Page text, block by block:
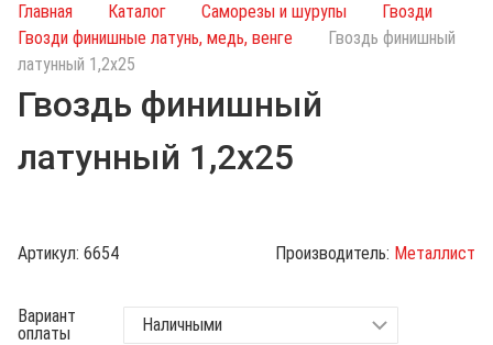
с
а
о
у
Главная Каталог Саморезы и шурупы
Гвозди
Гвозди финишные латунь, медь, венге
Гвоздь финишный
латунный 1,2х25
Гвоздь финишный
латунный 1,2х25
Артикул: 6654 Производитель: Металлист
Вариант
оплаты